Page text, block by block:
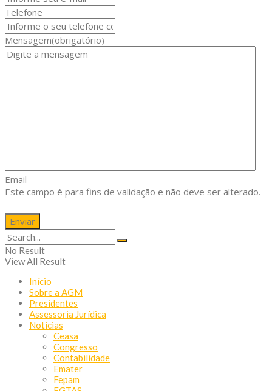
Telefone
Mensagem(obrigatório)
Email
Este campo é para fins de validação e não deve ser alterado.
No Result
View All Result
Início
Sobre a AGM
Presidentes
Assessoria Jurídica
Notícias
Ceasa
Congresso
Contabilidade
Emater
Fepam